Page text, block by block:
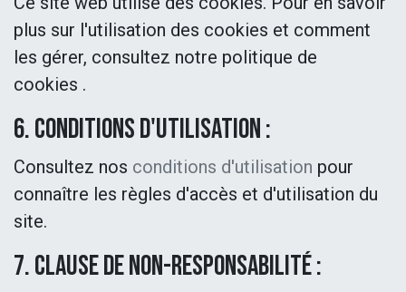
plus sur l'utilisation des cookies et comment
les gérer, consultez notre politique de
cookies .
6. Conditions d'utilisation :
Consultez nos conditions d'utilisation pour
connaître les règles d'accès et d'utilisation du
site.
7. Clause de non-responsabilité :